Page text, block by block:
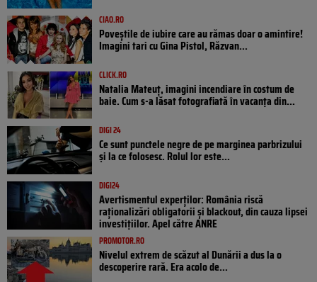
CIAO.RO
Poveştile de iubire care au rămas doar o amintire!
Imagini tari cu Gina Pistol, Răzvan...
CLICK.RO
Natalia Mateuț, imagini incendiare în costum de
baie. Cum s-a lăsat fotografiată în vacanța din...
DIGI 24
Ce sunt punctele negre de pe marginea parbrizului
și la ce folosesc. Rolul lor este...
DIGI24
Avertismentul experților: România riscă
raționalizări obligatorii și blackout, din cauza lipsei
investițiilor. Apel către ANRE
PROMOTOR.RO
Nivelul extrem de scăzut al Dunării a dus la o
descoperire rară. Era acolo de...